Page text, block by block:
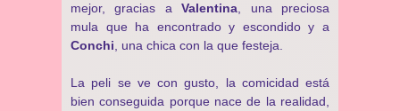
mejor, gracias aValentina , una preciosa
mula que ha encontrado y escondido y a
Conchi , una chica con la que festeja.
La peli se ve con gusto, la comicidad está
bien conseguida porque nace de la realidad,